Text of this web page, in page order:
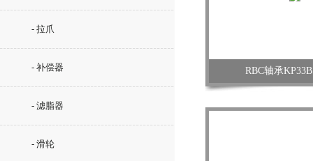
- 拉爪
- 补偿器
- 滤脂器
- 滑轮
RBC轴承